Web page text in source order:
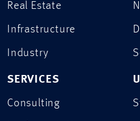
Real Estate
Infrastructure
Industry
SERVICES
Consulting